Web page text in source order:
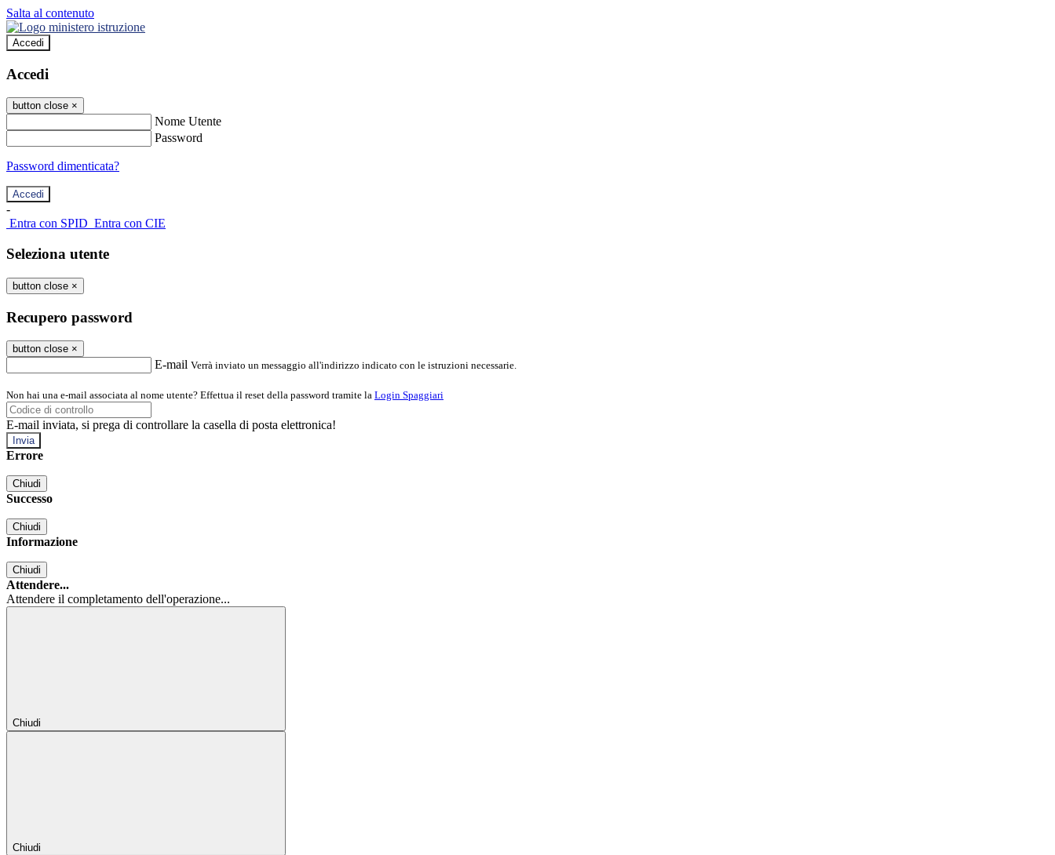
Salta al contenuto
Accedi
Accedi
button close ×
Nome Utente
Password
Password dimenticata?
-
Entra con SPID Entra con CIE
Seleziona utente
button close ×
Recupero password
button close ×
E-mail Verrà inviato un messaggio all'indirizzo indicato con le istruzioni necessarie.
Non hai una e-mail associata al nome utente? Effettua il reset della password tramite la Login Spaggiari
E-mail inviata, si prega di controllare la casella di posta elettronica!
Errore
Chiudi
Successo
Chiudi
Informazione
Chiudi
Attendere...
Attendere il completamento dell'operazione...
Chiudi
Chiudi